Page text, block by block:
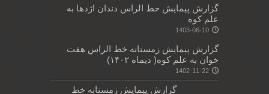
گزارش پیمایش خط الراس دندان اژدها به
علم کوه
1403-06-10
گزارش پیمایش زمستانه خط الراس هفت
خوان به علم کوه( دیماه ۱۴۰۲)
1402-11-22
گزارش پیمایش زمستانه خط